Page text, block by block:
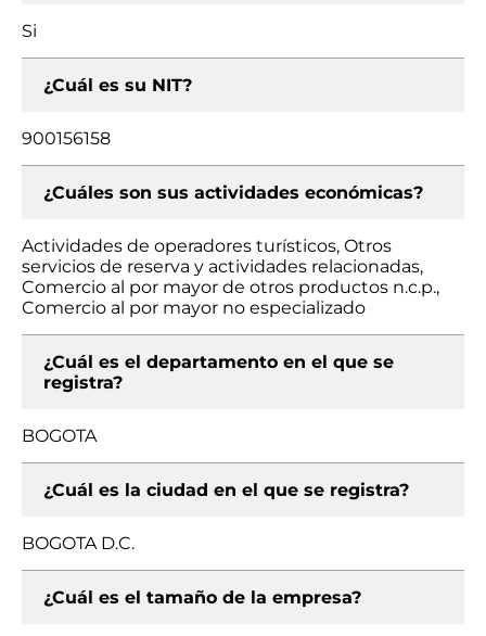
Si
¿Cuál es su NIT?
900156158
¿Cuáles son sus actividades económicas?
Actividades de operadores turísticos, Otros
servicios de reserva y actividades relacionadas,
Comercio al por mayor de otros productos n.c.p.,
Comercio al por mayor no especializado
¿Cuál es el departamento en el que se
registra?
BOGOTA
¿Cuál es la ciudad en el que se registra?
BOGOTA D.C.
¿Cuál es el tamaño de la empresa?